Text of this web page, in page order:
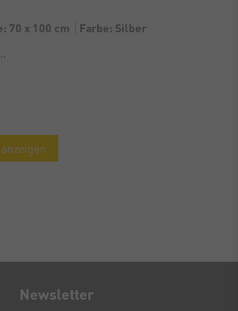
70 x 100 cm
Farbe: Silber
Newsletter